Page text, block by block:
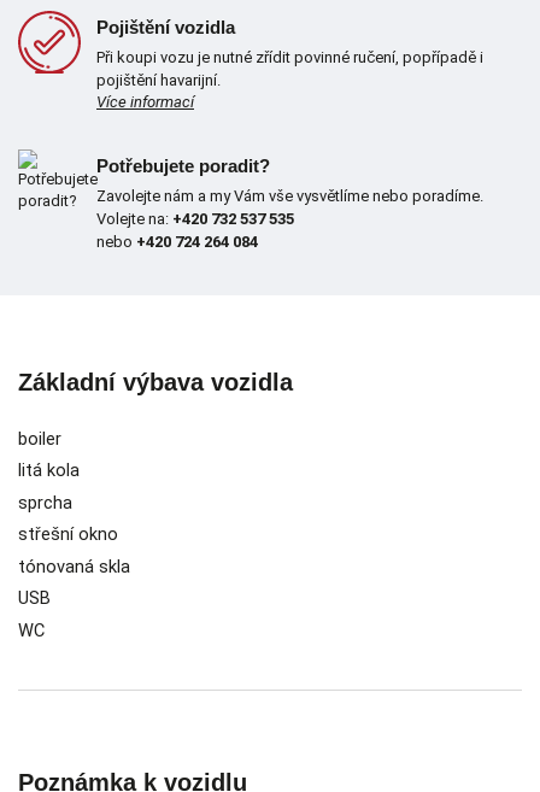
Pojištění vozidla
Při koupi vozu je nutné zřídit povinné ručení, popřípadě i
pojištění havarijní.
Více informací
Potřebujete poradit?
Zavolejte nám a my Vám vše vysvětlíme nebo poradíme.
Volejte na: +420 732 537 535
nebo +420 724 264 084
Základní výbava vozidla
boiler
litá kola
sprcha
střešní okno
tónovaná skla
USB
WC
Poznámka k vozidlu